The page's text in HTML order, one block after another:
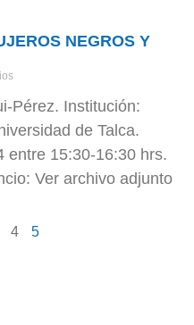
NEGROS Y
Pérez. Institución:
de Talca.
entre 15:30-16:30 hrs.
Ver archivo adjunto
4 5